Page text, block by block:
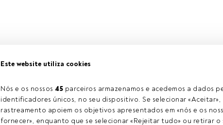
Este website utiliza cookies
Nós e os nossos 45 parceiros armazenamos e acedemos a dados
identificadores únicos, no seu dispositivo. Se selecionar
rastreamento apoiem os objetivos apresentados em «nós e os
fornecer», enquanto que se selecionar «Rejeitar tudo» ou retirar